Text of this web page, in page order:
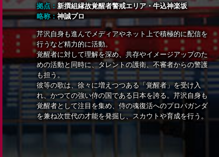
拠点：新撰組縁故覚醒者警戒エリア・牛込神楽坂
略称：神誠プロ
芹沢自身も進んでメディアやネット上で積極的に配信を
行うなど精力的に活動。
覚醒者に対して理解を深め、共存やイメージアップのた
めの活動と同時に、タレントの護衛、不審者からの警護
も担う。
彼等の歌は、徐々に増えつつある「覚醒者」を受け入
れ、かつての強い侍の国である日本を誇る。芹沢自身も
覚醒者として注目を集め、侍の魂復活へのプロパガンダ
を兼ね次世代の才能を発掘し、スカウトや育成を行う。